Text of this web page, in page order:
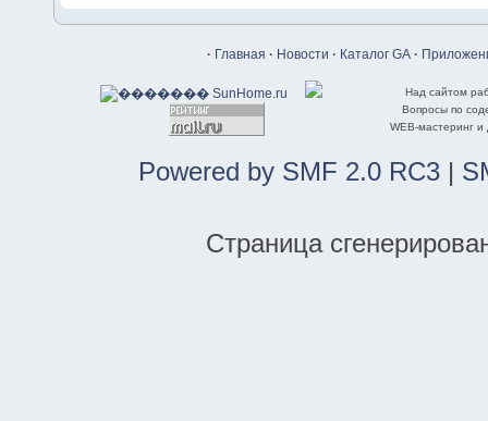
· Главная · Новости · Каталог GA ·
Над сайтом
Вопросы по
WEB-мастеринг
Powered by SMF 2.0 RC3 |
Страница